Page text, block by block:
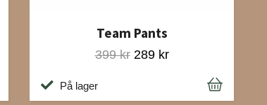
Team Pants
399 kr 289 kr
På lager